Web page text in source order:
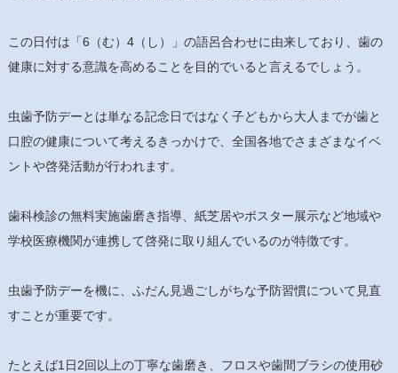
この日付は「6（む）4（し）」の語呂合わせに由来しており、歯の
健康に対する意識を高めることを目的でいると言えるでしょう。
虫歯予防デーとは単なる記念日ではなく子どもから大人までが歯と
口腔の健康について考えるきっかけで、全国各地でさまざまなイベ
ントや啓発活動が行われます。
歯科検診の無料実施歯磨き指導、紙芝居やポスター展示など地域や
学校医療機関が連携して啓発に取り組んでいるのが特徴です。
虫歯予防デーを機に、ふだん見過ごしがちな予防習慣について見直
すことが重要です。
たとえば1日2回以上の丁寧な歯磨き、フロスや歯間ブラシの使用砂